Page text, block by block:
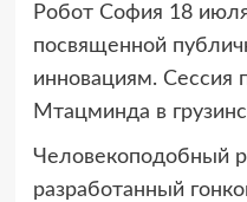
Робот София 18
посвященной
инновациям. Сессия
Мтацминда в
Человекоподобный
разработанный